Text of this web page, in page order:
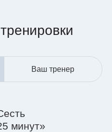
Ваш тренер
минут»